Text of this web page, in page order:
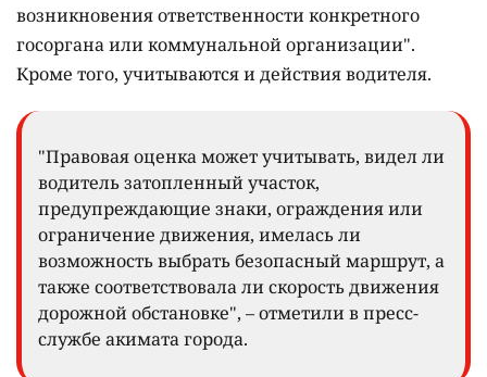
возникновения ответственности конкретного
госоргана или коммунальной организации".
Кроме того, учитываются и действия водителя.
"Правовая оценка может учитывать, видел ли
водитель затопленный участок,
предупреждающие знаки, ограждения или
ограничение движения, имелась ли
возможность выбрать безопасный маршрут, а
также соответствовала ли скорость движения
дорожной обстановке", – отметили в пресс-
службе акимата города.